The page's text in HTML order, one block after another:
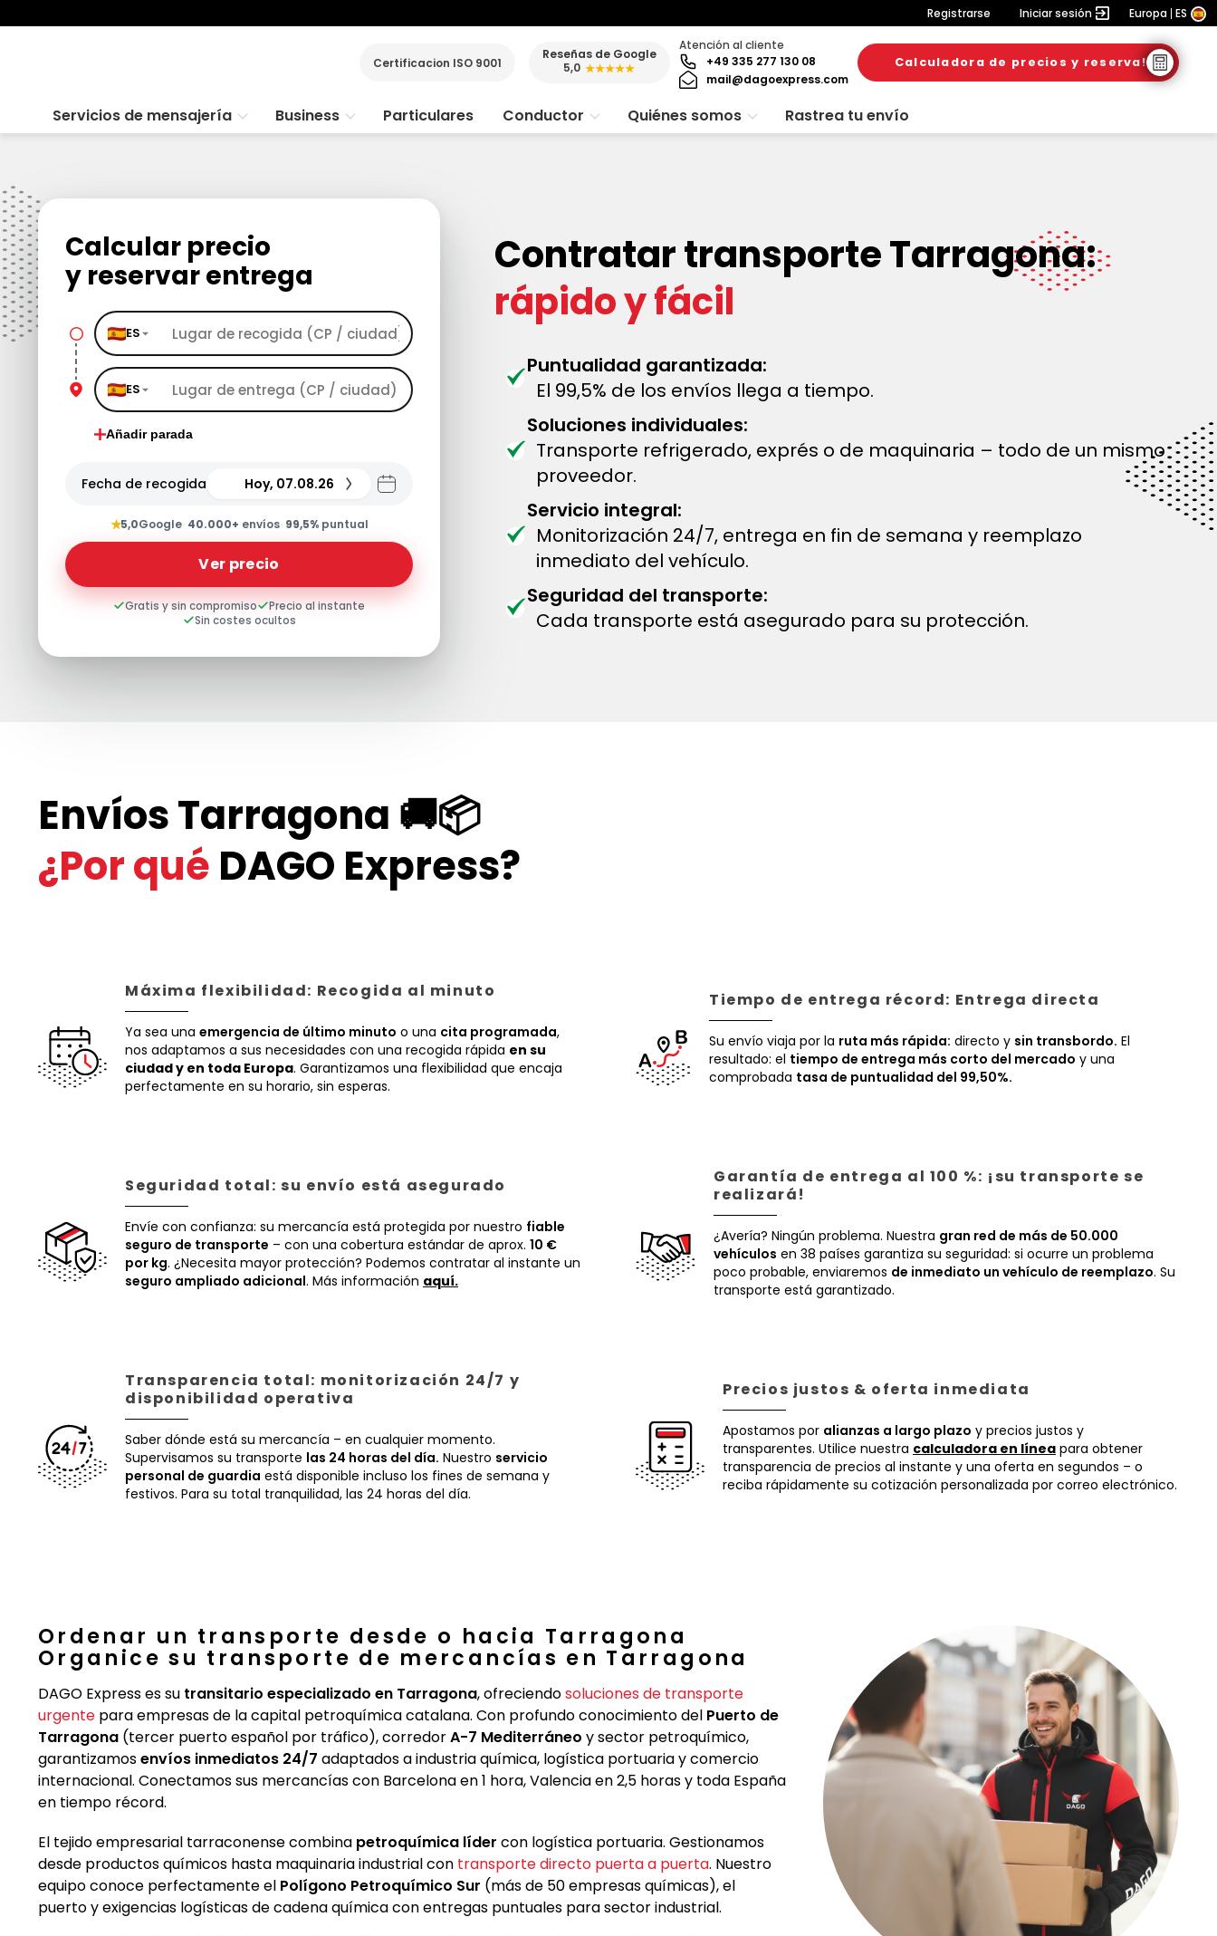
Registrarse Iniciar sesión Europa ES
Certificacion ISO 9001
Reseñas de Google
5,0 ★★★★★
Atención al cliente
+49 335 277 130 08
mail@dagoexpress.com
Calculadora de precios y reserva!
Servicios de mensajería Business Particulares Conductor Quiénes somos Rastrea tu envío
Calcular precio
y reservar entrega
ES
ES
Añadir parada
Fecha de recogida Hoy, 07.08.26
★5,0Google· 40.000+ envíos· 99,5%puntual
Ver precio
Gratis y sin compromiso
Precio al instante
Sin costes ocultos
Contratar transporte Tarragona:
rápido y fácil
Puntualidad garantizada:
El 99,5% de los envíos llega a tiempo.
Soluciones individuales:
Transporte refrigerado, exprés o de maquinaria – todo de un mismo
proveedor.
Servicio integral:
Monitorización 24/7, entrega en fin de semana y reemplazo
inmediato del vehículo.
Seguridad del transporte:
Cada transporte está asegurado para su protección.
Envíos Tarragona 🚚📦
¿Por qué DAGO Express?
Máxima flexibilidad: Recogida al minuto
Ya sea una emergencia de último minuto o una cita programada,
nos adaptamos a sus necesidades con una recogida rápida en su
ciudad y en toda Europa. Garantizamos una flexibilidad que encaja
perfectamente en su horario, sin esperas.
Tiempo de entrega récord: Entrega directa
Su envío viaja por la ruta más rápida: directo y sin transbordo. El
resultado: el tiempo de entrega más corto del mercado y una
comprobada tasa de puntualidad del 99,50%.
Seguridad total: su envío está asegurado
Envíe con confianza: su mercancía está protegida por nuestro fiable
seguro de transporte – con una cobertura estándar de aprox. 10 €
por kg. ¿Necesita mayor protección? Podemos contratar al instante un
seguro ampliado adicional. Más información aquí.
Garantía de entrega al 100 %: ¡su transporte se
realizará!
¿Avería? Ningún problema. Nuestra gran red de más de 50.000
vehículos en 38 países garantiza su seguridad: si ocurre un problema
poco probable, enviaremos de inmediato un vehículo de reemplazo. Su
transporte está garantizado.
Transparencia total: monitorización 24/7 y
disponibilidad operativa
Saber dónde está su mercancía – en cualquier momento.
Supervisamos su transporte las 24 horas del día. Nuestro servicio
personal de guardia está disponible incluso los fines de semana y
festivos. Para su total tranquilidad, las 24 horas del día.
Precios justos & oferta inmediata
Apostamos por alianzas a largo plazo y precios justos y
transparentes. Utilice nuestra calculadora en línea para obtener
transparencia de precios al instante y una oferta en segundos – o
reciba rápidamente su cotización personalizada por correo electrónico.
Ordenar un transporte desde o hacia Tarragona
Organice su transporte de mercancías en Tarragona
DAGO Express es su transitario especializado en Tarragona, ofreciendosoluciones de transporte
urgente para empresas de la capital petroquímica catalana. Con profundo conocimiento del Puerto de
Tarragona (tercer puerto español por tráfico), corredorA-7 Mediterráneo y sector petroquímico,
garantizamosenvíos inmediatos 24/7 adaptados a industria química, logística portuaria y comercio
internacional. Conectamos sus mercancías con Barcelona en 1 hora, Valencia en 2,5 horas y toda España
en tiempo récord.
El tejido empresarial tarraconense combina petroquímica líder con logística portuaria. Gestionamos
desde productos químicos hasta maquinaria industrial con transporte directo puerta a puerta. Nuestro
equipo conoce perfectamente el Polígono Petroquímico Sur (más de 50 empresas químicas), el
puerto y exigencias logísticas de cadena química con entregas puntuales para sector industrial.